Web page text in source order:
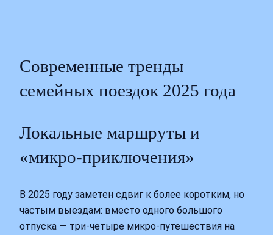
Современные тренды
семейных поездок 2025 года
Локальные маршруты и
«микро‑приключения»
В 2025 году заметен сдвиг к более коротким, но
частым выездам: вместо одного большого
отпуска — три‑четыре микро‑путешествия на